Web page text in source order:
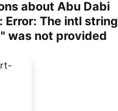
about Abu Dabi
Error: The intl string
was not provided